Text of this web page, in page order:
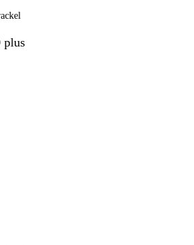
plus